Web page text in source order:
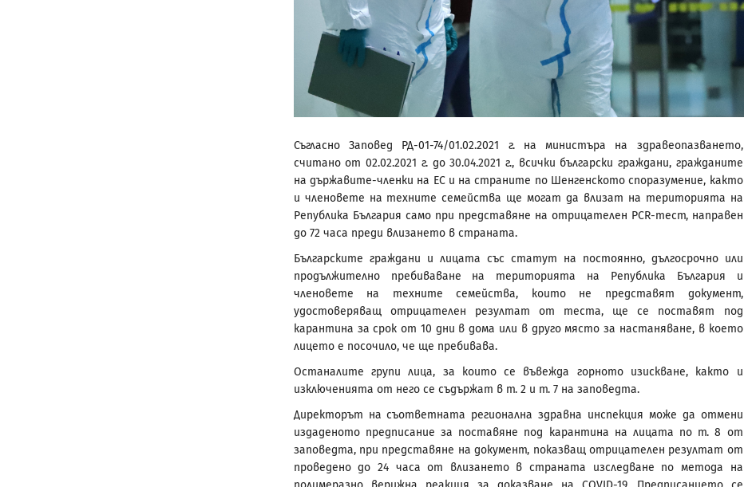
Съгласно Заповед РД-01-74/01.02.2021 г. на министъра на здравеопазването,
считано от 02.02.2021 г. до 30.04.2021 г., всички български граждани, гражданите
на държавите-членки на ЕС и на страните по Шенгенското споразумение, както
и членовете на техните семейства ще могат да влизат на територията на
Република България само при представяне на отрицателен PCR-тест, направен
до 72 часа преди влизането в страната.
Българските граждани и лицата със статут на постоянно, дългосрочно или
продължително пребиваване на територията на Република България и
членовете на техните семейства, които не представят документ,
удостоверяващ отрицателен резултат от теста, ще се поставят под
карантина за срок от 10 дни в дома или в друго място за настаняване, в което
лицето е посочило, че ще пребивава.
Останалите групи лица, за които се въвежда горното изискване, както и
изключенията от него се съдържат в т. 2 и т. 7 на заповедта.
Директорът на съответната регионална здравна инспекция може да отмени
издаденото предписание за поставяне под карантина на лицата по т. 8 от
заповедта, при представяне на документ, показващ отрицателен резултат от
проведено до 24 часа от влизането в страната изследване по метода на